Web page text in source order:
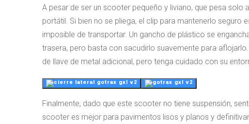
A pesar de ser un scooter pequeño y liviano, que pesa solo
portátil. Si bien no se pliega, el clip para mantenerlo
imposible de transportar. Un gancho de plástico se
trasera, pero basta con sacudirlo suavemente para
de llave de metal adicional, pero tenga cuidado con su
Finalmente, dado que este scooter no tiene suspensión,
scooter es mejor para pavimentos lisos y planos y